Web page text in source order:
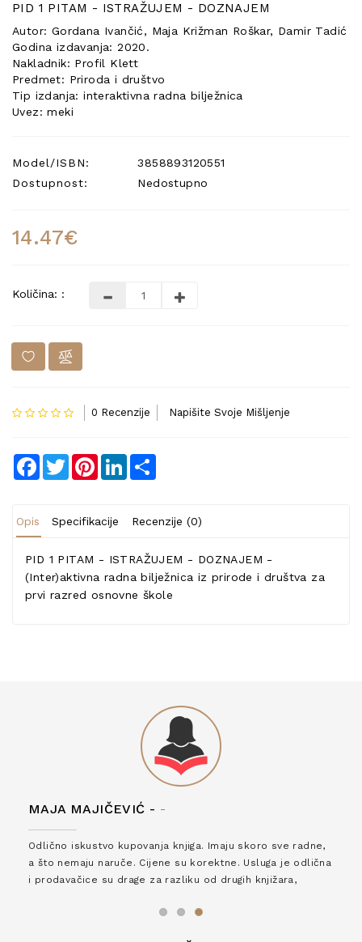
PID 1 PITAM - ISTRAŽUJEM - DOZNAJEM
Autor: Gordana Ivančić, Maja Križman Roškar, Damir Tadić
Godina izdavanja: 2020.
Nakladnik: Profil Klett
Predmet: Priroda i društvo
Tip izdanja: interaktivna radna bilježnica
Uvez: meki
Model/ISBN:
3858893120551
Dostupnost:
Nedostupno
14.47€
Količina: :
0 Recenzije Napišite Svoje Mišljenje
Facebook
TwitterPinterestLinkedIn
Opis Specifikacije Recenzije (0)
PID 1 PITAM - ISTRAŽUJEM - DOZNAJEM -
(Inter)aktivna radna bilježnica iz prirode i društva za
prvi razred osnovne škole
MAJA MAJIČEVIĆ - -
Odlično iskustvo kupovanja knjiga. Imaju skoro sve radne,
a što nemaju naruče. Cijene su korektne. Usluga je odlična
i prodavačice su drage za razliku od drugih knjižara,